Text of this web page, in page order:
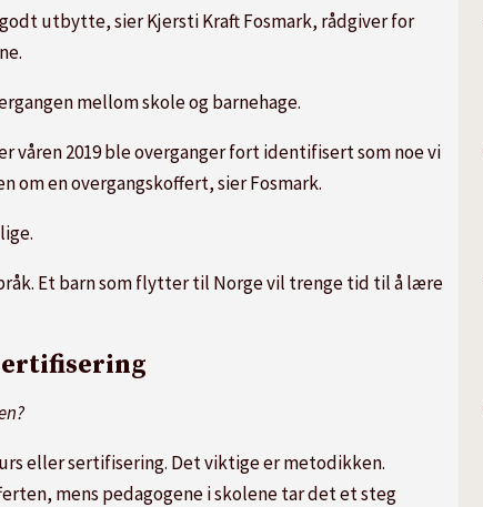
utbytte, sier Kjersti Kraft Fosmark, rådgiver for
mellom skole og barnehage.
våren 2019 ble overganger fort identifisert som noe vi
om en overgangskoffert, sier Fosmark.
Et barn som flytter til Norge vil trenge tid til å lære
eller sertifisering. Det viktige er metodikken.
mens pedagogene i skolene tar det et steg